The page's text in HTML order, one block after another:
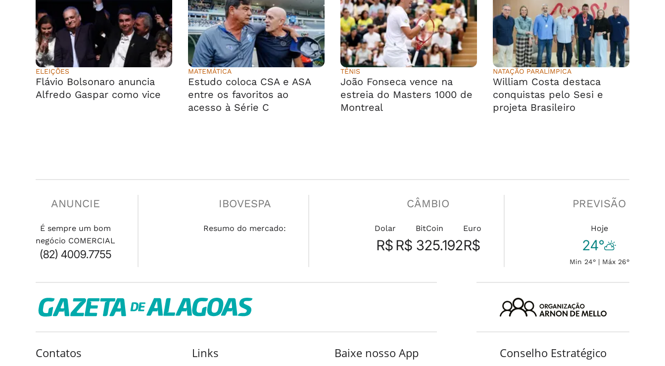
ELEIÇÕES
Flávio Bolsonaro anuncia
Alfredo Gaspar como vice
MATEMÁTICA
Estudo coloca CSA e ASA
entre os favoritos ao
acesso à Série C
TÊNIS
João Fonseca vence na
estreia do Masters 1000 de
Montreal
NATAÇÃO PARALÍMPICA
William Costa destaca
conquistas pelo Sesi e
projeta Brasileiro
ANUNCIE
É sempre um bom
negócio COMERCIAL
(82) 4009.7755
IBOVESPA
Resumo do mercado:
CÂMBIO
Dolar
R$
BitCoin
R$ 325.192
Euro
R$
PREVISÃO
Hoje
24°
Min 24° | Máx 26°
Contatos Links Baixe nosso App Conselho Estratégico